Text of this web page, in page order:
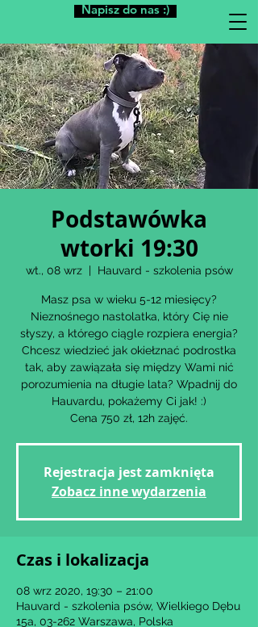
Napisz do nas :)
Podstawówka
wtorki 19:30
wt., 08 wrz
  |
Hauvard - szkolenia psów
Masz psa w wieku 5-12 miesięcy?
Nieznośnego nastolatka, który Cię nie
słyszy, a którego ciągle rozpiera energia?
Chcesz wiedzieć jak okiełznać podrostka
tak, aby zawiązała się między Wami nić
porozumienia na długie lata? Wpadnij do
Hauvardu, pokażemy Ci jak! :)
Cena 750 zł, 12h zajęć.
Rejestracja jest zamknięta
Zobacz inne wydarzenia
Czas i lokalizacja
08 wrz 2020, 19:30 – 21:00
Hauvard - szkolenia psów, Wielkiego Dębu
15a, 03-262 Warszawa, Polska